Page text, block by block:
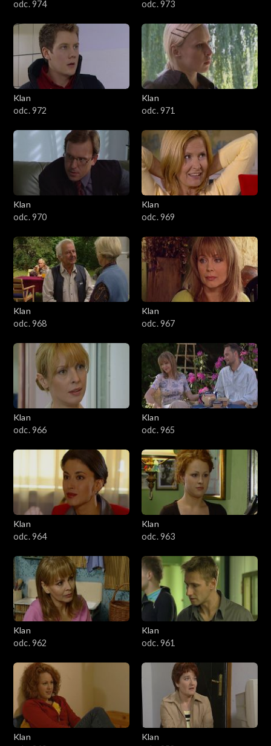
odc. 974 odc. 973
Klan
odc. 972
Klan
odc. 971
Klan
odc. 970
Klan
odc. 969
Klan
odc. 968
Klan
odc. 967
Klan
odc. 966
Klan
odc. 965
Klan
odc. 964
Klan
odc. 963
Klan
odc. 962
Klan
odc. 961
Klan
Klan